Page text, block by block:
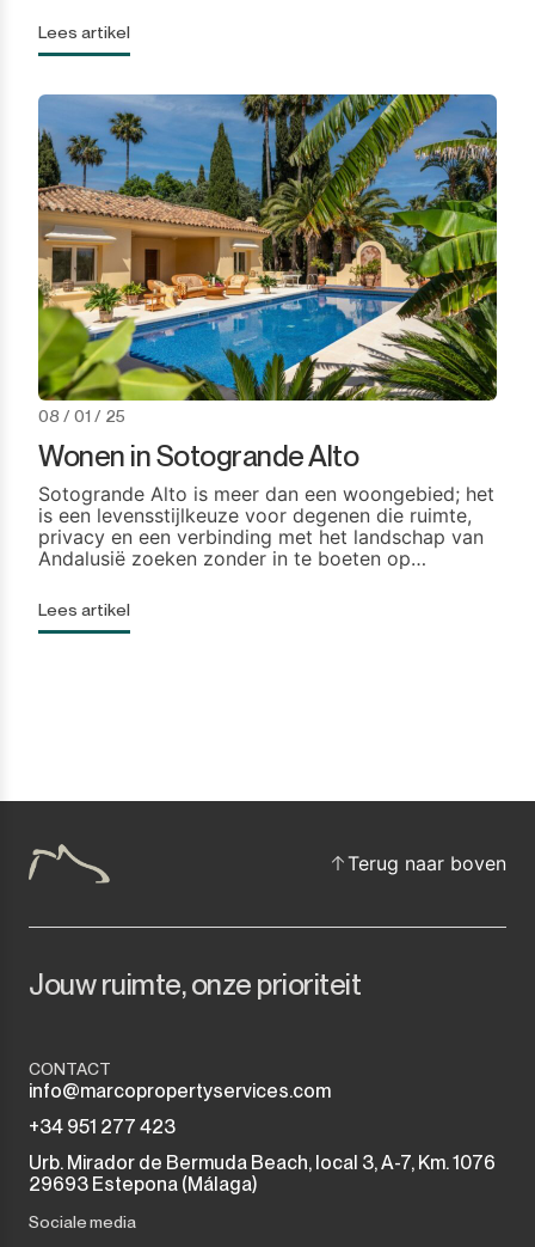
Sotogrande een discrete vorm van luxe, gevormd
door ruimte, privacy en natuur. Het is een
Lees artikel
08 / 01 / 25
Wonen in Sotogrande Alto
Sotogrande Alto is meer dan een woongebied; het
is een levensstijlkeuze voor degenen die ruimte,
privacy en een verbinding met het landschap van
Andalusië zoeken zonder in te boeten op
Sotogrande, combineert deze verhoogde
gemeenschap panoramische uitzichten, rustige
Lees artikel
Terug naar boven
Jouw ruimte, onze prioriteit
CONTACT
info@marcopropertyservices.com
+34 951 277 423
Urb. Mirador de Bermuda Beach, local 3, A-7, Km. 1076
29693 Estepona (Málaga)
Sociale media